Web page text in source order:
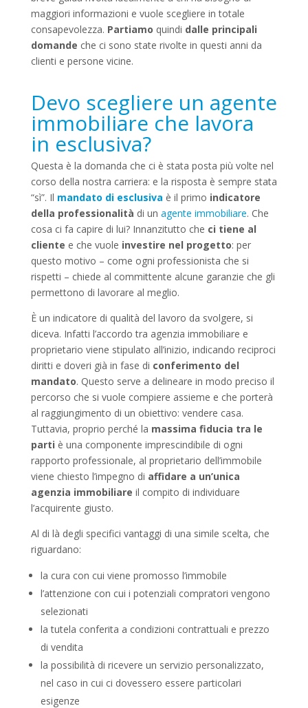
maggiori informazioni e vuole scegliere in totale
consapevolezza. Partiamo quindi dalle principali
domande che ci sono state rivolte in questi anni da
clienti e persone vicine.
Devo scegliere un agente
immobiliare che lavora
in esclusiva?
Questa è la domanda che ci è stata posta più volte nel
corso della nostra carriera: e la risposta è sempre stata
“sì”. Il mandato di esclusiva è il primo indicatore
della professionalità di un agente immobiliare. Che
cosa ci fa capire di lui? Innanzitutto che ci tiene al
cliente e che vuole investire nel progetto: per
questo motivo – come ogni professionista che si
rispetti – chiede al committente alcune garanzie che gli
permettono di lavorare al meglio.
È un indicatore di qualità del lavoro da svolgere, si
diceva. Infatti l’accordo tra agenzia immobiliare e
proprietario viene stipulato all’inizio, indicando reciproci
diritti e doveri già in fase di conferimento del
mandato. Questo serve a delineare in modo preciso il
percorso che si vuole compiere assieme e che porterà
al raggiungimento di un obiettivo: vendere casa.
Tuttavia, proprio perché la massima fiducia tra le
parti è una componente imprescindibile di ogni
rapporto professionale, al proprietario dell’immobile
viene chiesto l’impegno di affidare a un’unica
agenzia immobiliare il compito di individuare
l’acquirente giusto.
Al di là degli specifici vantaggi di una simile scelta, che
riguardano:
la cura con cui viene promosso l’immobile
l’attenzione con cui i potenziali compratori vengono
selezionati
la tutela conferita a condizioni contrattuali e prezzo
di vendita
la possibilità di ricevere un servizio personalizzato,
nel caso in cui ci dovessero essere particolari
esigenze